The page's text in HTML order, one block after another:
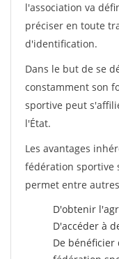
l'association va
préciser en toute
d'identification.
Dans le but de se
constamment son
sportive peut
l'État.
Les avantages
fédération sportive
permet entre
D'obtenir
D'accéder à
De bénéficier